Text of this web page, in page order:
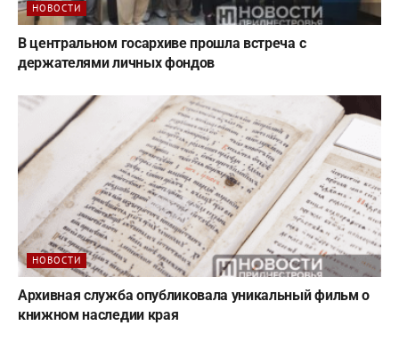
НОВОСТИ
В центральном госархиве прошла встреча с
держателями личных фондов
НОВОСТИ
Архивная служба опубликовала уникальный фильм о
книжном наследии края